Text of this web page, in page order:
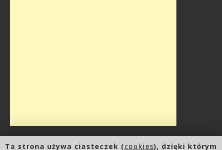
Ta strona używa ciasteczek (cookies), dzięki którym